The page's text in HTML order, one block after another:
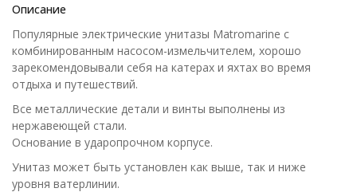
Описание
Популярные электрические унитазы Matromarine с
комбинированным насосом-измельчителем, хорошо
зарекомендовывали себя на катерах и яхтах во время
отдыха и путешествий.
Все металлические детали и винты выполнены из
нержавеющей стали.
Основание в ударопрочном корпусе.
Унитаз может быть установлен как выше, так и ниже
уровня ватерлинии.